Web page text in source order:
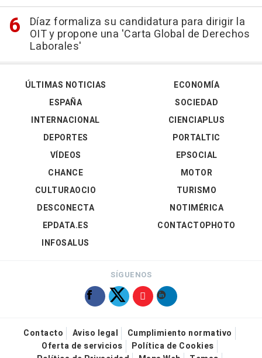
Díaz formaliza su candidatura para dirigir la
OIT y propone una 'Carta Global de Derechos
Laborales'
ÚLTIMAS NOTICIAS
ESPAÑA
INTERNACIONAL
DEPORTES
VÍDEOS
ECONOMÍA
SOCIEDAD
CIENCIAPLUS
PORTALTIC
EPSOCIAL
CHANCE
CULTURAOCIO
DESCONECTA
EPDATA.ES
INFOSALUS
MOTOR
TURISMO
NOTIMÉRICA
CONTACTOPHOTO
SÍGUENOS
Contacto Aviso legal
Cumplimiento normativo
Oferta de servicios
Política de Cookies